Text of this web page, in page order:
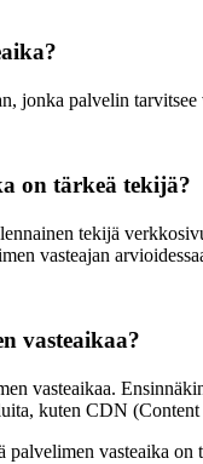
jonka palvelin
on tärkeä tekijä?
tekijä
vasteajan
vasteaikaa?
vasteaikaa.
kuten CDN
palvelimen vasteaika